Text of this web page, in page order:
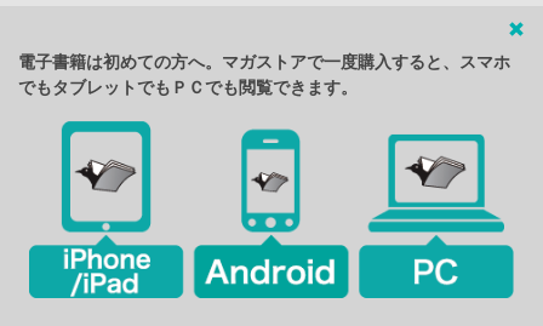
電子書籍は初めての方へ。マガストアで一度購入すると、スマホ
でもタブレットでもＰＣでも閲覧できます。